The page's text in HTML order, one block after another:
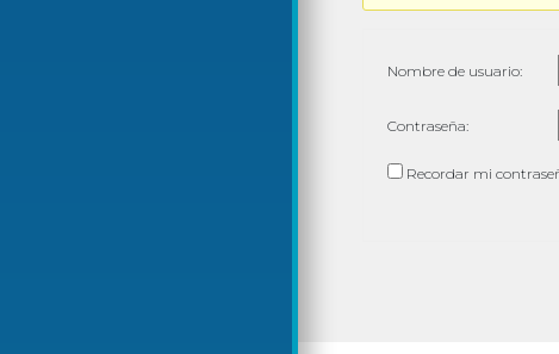
Nombre de usuario:
Contraseña:
Recordar mi